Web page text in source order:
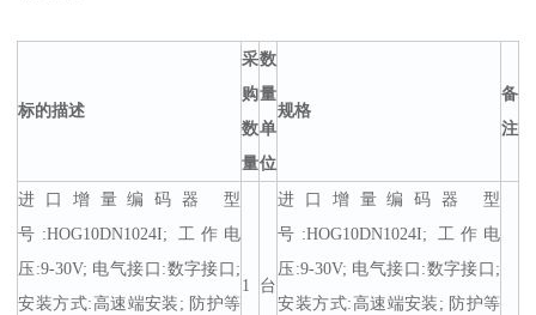
标的描述
采
购
数
量
数
量
单
位
规格
备
注
进口增量编码器 型
号:HOG10DN1024I; 工作电
压:9-30V; 电气接口:数字接口;
安装方式:高速端安装; 防护等
1 台
进口增量编码器 型
号:HOG10DN1024I; 工作电
压:9-30V; 电气接口:数字接口;
安装方式:高速端安装; 防护等